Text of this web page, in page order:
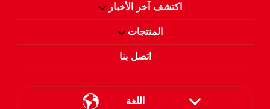
اكتشف آخر الأخبار
المنتجات
اتصل بنا
اللغة